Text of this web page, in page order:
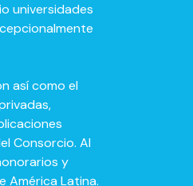
universidades
así como el
Consorcio. Al
y
América Latina.